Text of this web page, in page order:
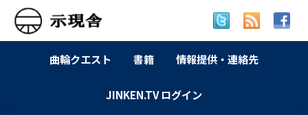
曲輪クエスト 書籍 情報提供・連絡先
JINKEN.TV ログイン